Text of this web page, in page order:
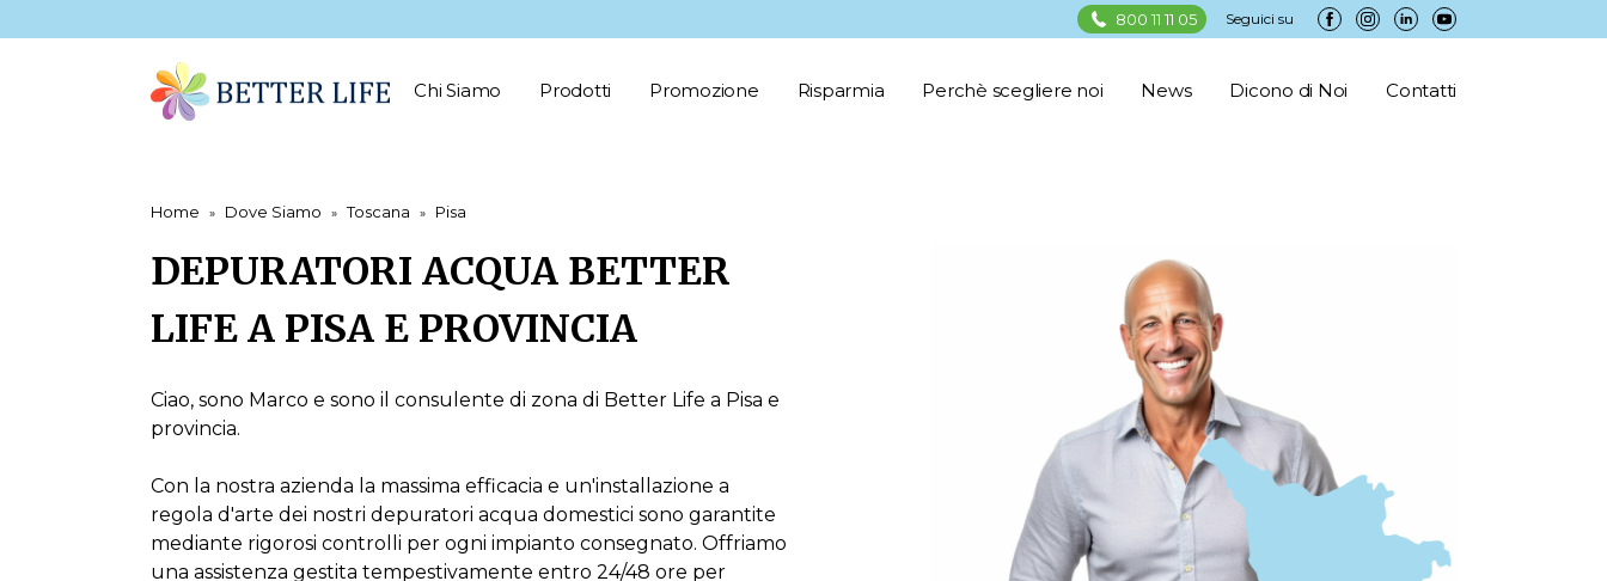
800 11 11 05 Seguici su
Chi Siamo Prodotti Promozione Risparmia Perchè scegliere noi News Dicono di Noi Contatti
Home Dove Siamo Toscana Pisa
DEPURATORI ACQUA BETTER
LIFE A PISA E PROVINCIA
Ciao, sono Marco e sono il consulente di zona di Better Life a Pisa e
provincia.
Con la nostra azienda la massima efficacia e un'installazione a
regola d'arte dei nostri depuratori acqua domestici sono garantite
mediante rigorosi controlli per ogni impianto consegnato. Offriamo
una assistenza gestita tempestivamente entro 24/48 ore per